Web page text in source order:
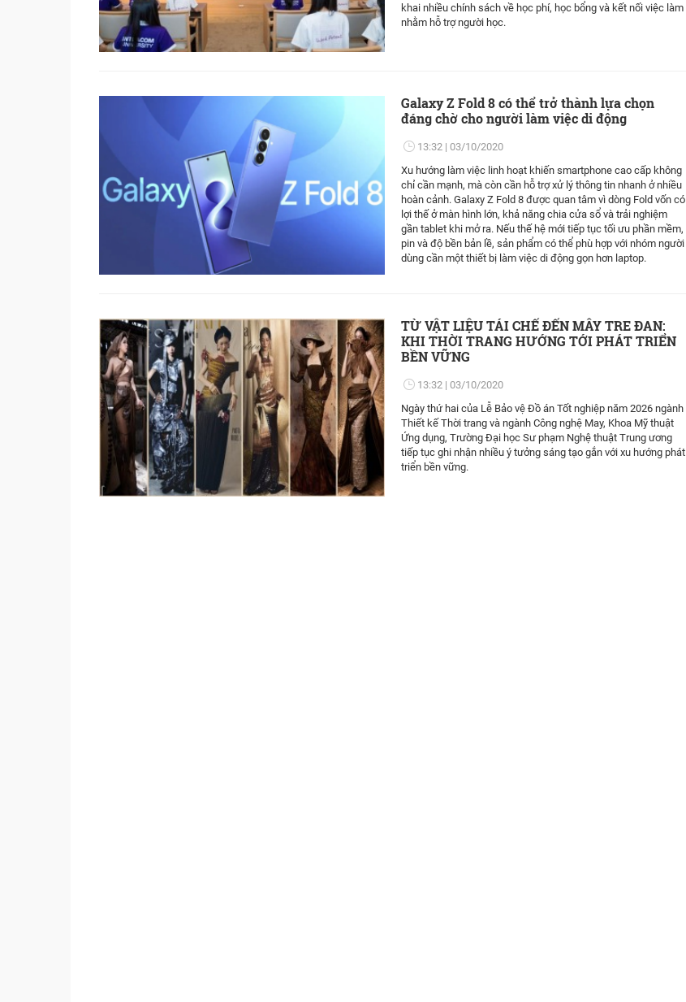
khai nhiều chính sách về học phí, học bổng và kết nối việc làm
nhằm hỗ trợ người học.
Galaxy Z Fold 8 có thể trở thành lựa chọn
đáng chờ cho người làm việc di động
13:32
03/10/2020
Xu hướng làm việc linh hoạt khiến smartphone cao cấp không
chỉ cần mạnh, mà còn cần hỗ trợ xử lý thông tin nhanh ở nhiều
hoàn cảnh. Galaxy Z Fold 8 được quan tâm vì dòng Fold vốn có
lợi thế ở màn hình lớn, khả năng chia cửa sổ và trải nghiệm
gần tablet khi mở ra. Nếu thế hệ mới tiếp tục tối ưu phần mềm,
pin và độ bền bản lề, sản phẩm có thể phù hợp với nhóm người
dùng cần một thiết bị làm việc di động gọn hơn laptop.
TỪ VẬT LIỆU TÁI CHẾ ĐẾN MÂY TRE ĐAN:
KHI THỜI TRANG HƯỚNG TỚI PHÁT TRIỂN
BỀN VỮNG
13:32
03/10/2020
Ngày thứ hai của Lễ Bảo vệ Đồ án Tốt nghiệp năm 2026 ngành
Thiết kế Thời trang và ngành Công nghệ May, Khoa Mỹ thuật
Ứng dụng, Trường Đại học Sư phạm Nghệ thuật Trung ương
tiếp tục ghi nhận nhiều ý tưởng sáng tạo gắn với xu hướng phát
triển bền vững.